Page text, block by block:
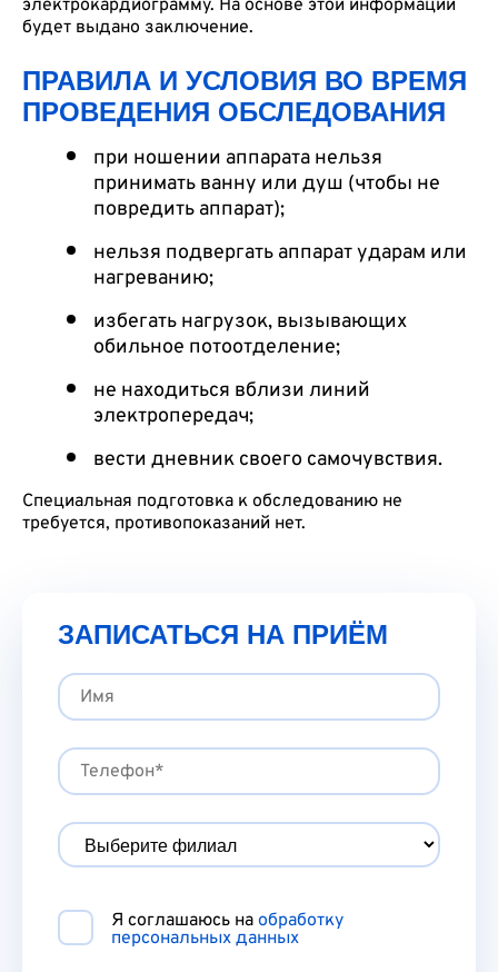
электрокардиограмму. На основе этой информации
будет выдано заключение.
ПРАВИЛА И УСЛОВИЯ ВО ВРЕМЯ
ПРОВЕДЕНИЯ ОБСЛЕДОВАНИЯ
при ношении аппарата нельзя
принимать ванну или душ (чтобы не
повредить аппарат);
нельзя подвергать аппарат ударам или
нагреванию;
избегать нагрузок, вызывающих
обильное потоотделение;
не находиться вблизи линий
электропередач;
вести дневник своего самочувствия.
Специальная подготовка к обследованию не
требуется, противопоказаний нет.
ЗАПИСАТЬСЯ НА ПРИЁМ
Я соглашаюсь на обработку
персональных данных